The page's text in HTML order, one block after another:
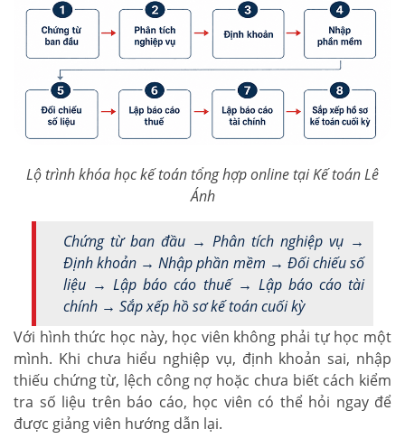
Lộ trình khóa học kế toán tổng hợp online tại Kế toán Lê
Ánh
Chứng từ ban đầu → Phân tích nghiệp vụ →
Định khoản → Nhập phần mềm → Đối chiếu số
liệu → Lập báo cáo thuế → Lập báo cáo tài
chính → Sắp xếp hồ sơ kế toán cuối kỳ
Với hình thức học này, học viên không phải tự học một
mình. Khi chưa hiểu nghiệp vụ, định khoản sai, nhập
thiếu chứng từ, lệch công nợ hoặc chưa biết cách kiểm
tra số liệu trên báo cáo, học viên có thể hỏi ngay để
được giảng viên hướng dẫn lại.